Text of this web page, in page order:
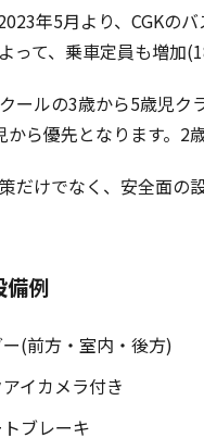
年5月より、CGKの
って、乗車定員も増
ールの3歳から5歳児ク
ら優先となります。2
だけでなく、安全面の
備例
(前方・室内・後方)
イカメラ付き
ブレーキ